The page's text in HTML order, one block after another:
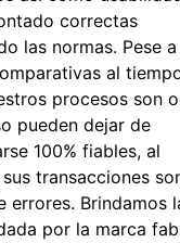
correctas
las normas. Pese
al
procesos son
pueden dejar de
100% fiables, al
transacciones
errores. Brindamos
por la marca